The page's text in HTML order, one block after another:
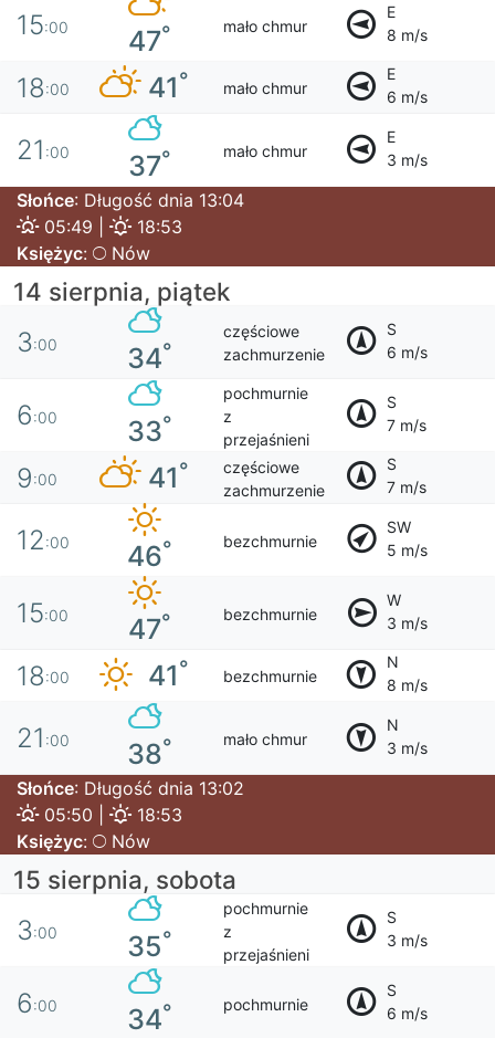
15:00 47° mało chmur
E
8 m/s
18:00 41° mało chmur
E
6 m/s
21 :00 37° mało chmur
E
3 m/s
Słońce: Długość dnia 13:04
05:49 |
18:53
Księżyc: Nów
14 sierpnia, piątek
3:00 34°
częściowe
zachmurzenie
S
6 m/s
6:00 33°
pochmurnie
z
przejaśnieni
S
7 m/s
9:00 41°
częściowe
zachmurzenie
S
7 m/s
12:00 46° bezchmurnie
SW
5 m/s
15:00 47° bezchmurnie
W
3 m/s
18:00 41° bezchmurnie
N
8 m/s
21 :00 38° mało chmur
N
3 m/s
Słońce: Długość dnia 13:02
05:50 |
18:53
Księżyc: Nów
15 sierpnia, sobota
3:00 35°
pochmurnie
z
przejaśnieni
S
3 m/s
6:00 34° pochmurnie
S
6 m/s